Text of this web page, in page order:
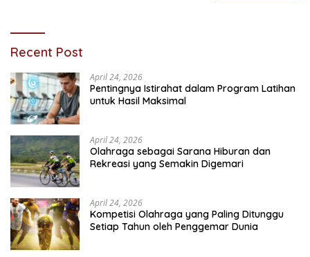
Recent Post
April 24, 2026
Pentingnya Istirahat dalam Program Latihan
untuk Hasil Maksimal
April 24, 2026
Olahraga sebagai Sarana Hiburan dan
Rekreasi yang Semakin Digemari
April 24, 2026
Kompetisi Olahraga yang Paling Ditunggu
Setiap Tahun oleh Penggemar Dunia